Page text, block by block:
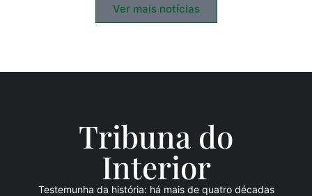
Ver mais notícias
Tribuna do
Interior
Testemunha da história: há mais de quatro décadas